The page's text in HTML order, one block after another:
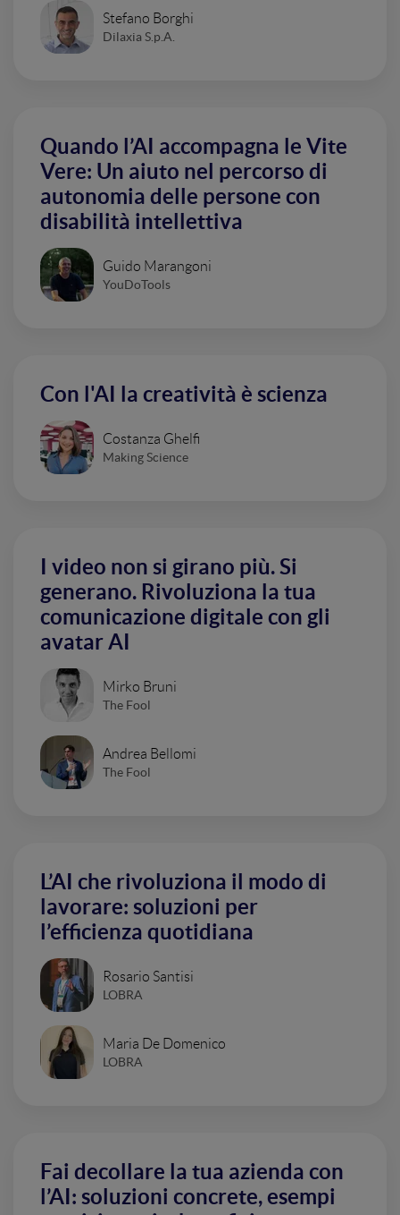
Stefano Borghi
Dilaxia S.p.A.
Quando l’AI accompagna le Vite
Vere: Un aiuto nel percorso di
autonomia delle persone con
disabilità intellettiva
Guido Marangoni
YouDoTools
Con l'AI la creatività è scienza
Costanza Ghelfi
Making Science
I video non si girano più. Si
generano. Rivoluziona la tua
comunicazione digitale con gli
avatar AI
Mirko Bruni
The Fool
Andrea Bellomi
The Fool
L’AI che rivoluziona il modo di
lavorare: soluzioni per
l’efficienza quotidiana
Rosario Santisi
LOBRA
Maria De Domenico
LOBRA
Fai decollare la tua azienda con
l’AI: soluzioni concrete, esempi